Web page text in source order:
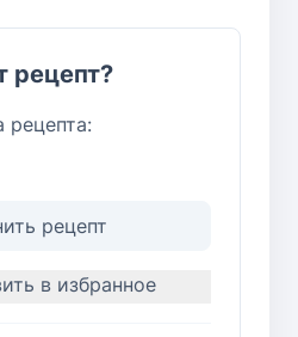
рецепт?
рецепта:
рецепт
в избранное